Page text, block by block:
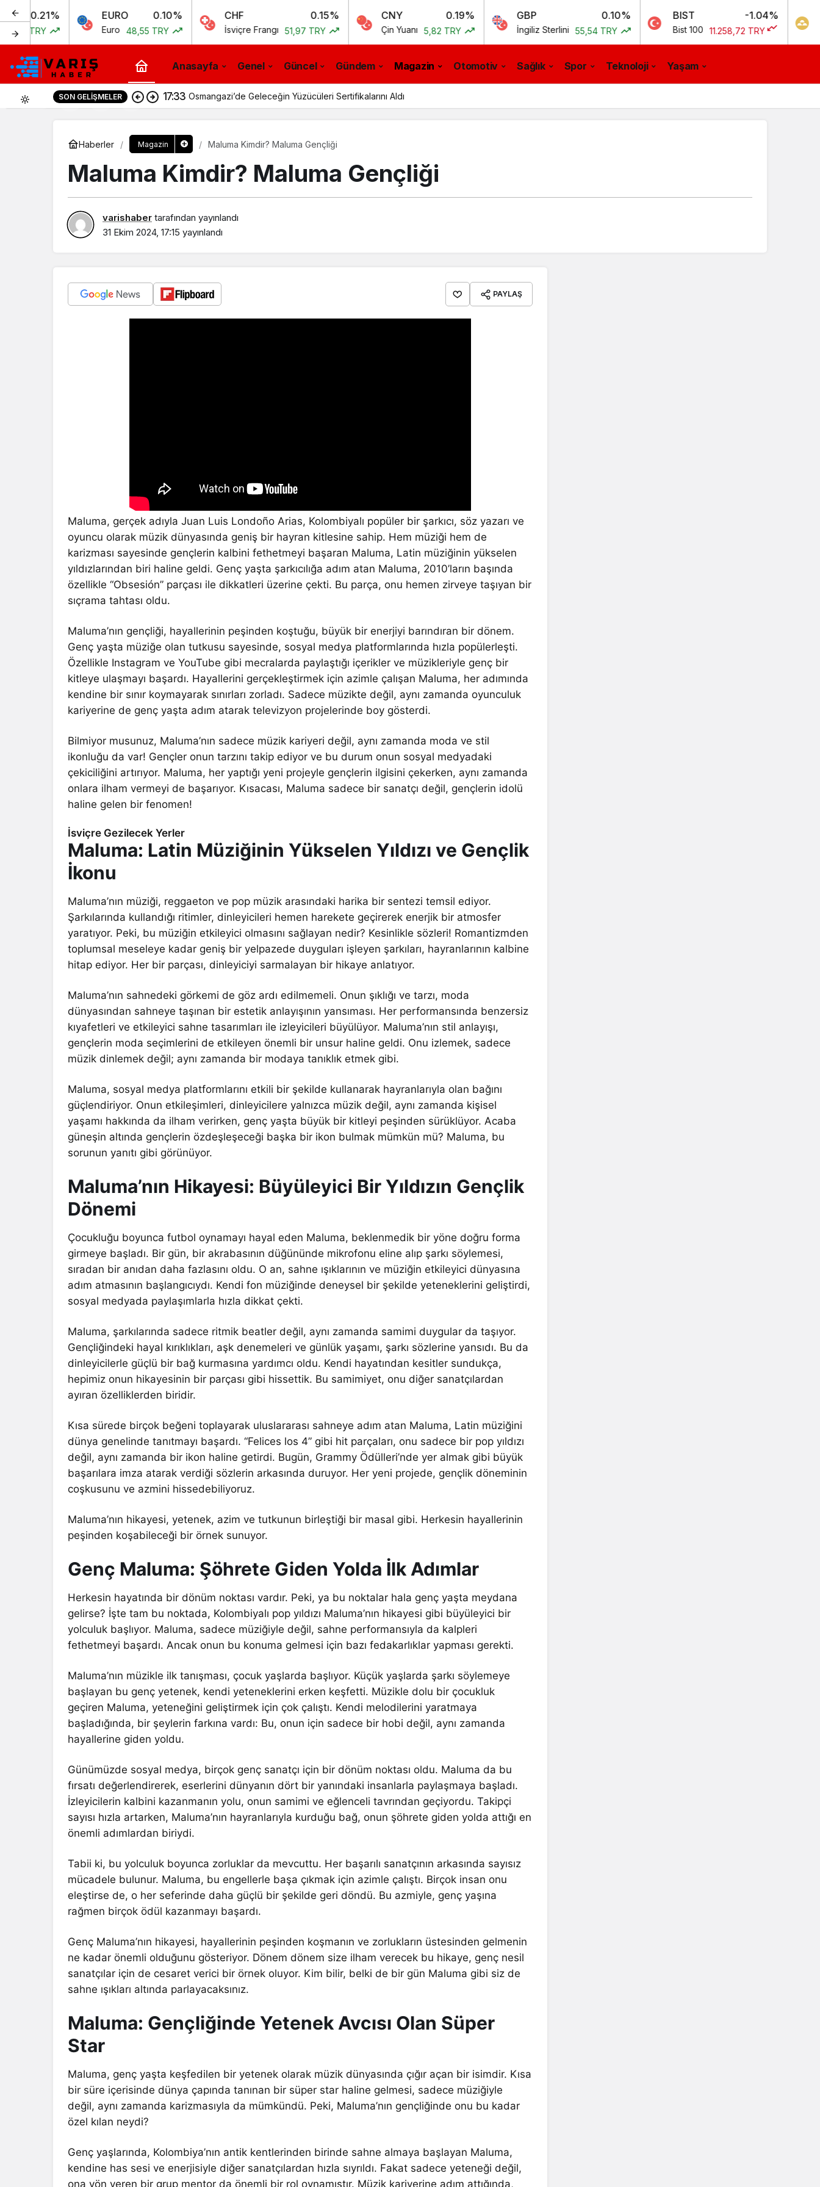
EURO 0.10%
Euro 48,55 TRY
CHF
İsviçre Frangı 51,97 TRY
CNY 0.19%
Çin Yuanı 5,82 TRY
GBP
İngiliz Sterlini 55,54 TRY
BIST
Bist 100 11.258,72 TRY
GR.
Gram Altın
Anasayfa Genel Güncel Gündem Magazin Otomotiv Sağlık Spor Teknoloji Yaşam
0
SON GELIŞMELER 17:33 Osmangazi’de Geleceğin Yüzücüleri Sertifikalarını Aldı
Haberler Magazin Maluma Kimdir? Maluma Gençliği
Maluma Kimdir? Maluma Gençliği
varishaber tarafından yayınlandı
31 Ekim 2024, 17:15 yayınlandı
PAYLAŞ
Maluma, gerçek adıyla Juan Luis Londoño Arias, Kolombiyalı popüler bir şarkıcı, söz yazarı ve
oyuncu olarak müzik dünyasında geniş bir hayran kitlesine sahip. Hem müziği hem de
karizması sayesinde gençlerin kalbini fethetmeyi başaran Maluma, Latin müziğinin yükselen
yıldızlarından biri haline geldi. Genç yaşta şarkıcılığa adım atan Maluma, 2010’ların başında
özellikle “Obsesión” parçası ile dikkatleri üzerine çekti. Bu parça, onu hemen zirveye taşıyan bir
sıçrama tahtası oldu.
Maluma’nın gençliği, hayallerinin peşinden koştuğu, büyük bir enerjiyi barındıran bir dönem.
Genç yaşta müziğe olan tutkusu sayesinde, sosyal medya platformlarında hızla popülerleşti.
Özellikle Instagram ve YouTube gibi mecralarda paylaştığı içerikler ve müzikleriyle genç bir
kitleye ulaşmayı başardı. Hayallerini gerçekleştirmek için azimle çalışan Maluma, her adımında
kendine bir sınır koymayarak sınırları zorladı. Sadece müzikte değil, aynı zamanda oyunculuk
kariyerine de genç yaşta adım atarak televizyon projelerinde boy gösterdi.
Bilmiyor musunuz, Maluma’nın sadece müzik kariyeri değil, aynı zamanda moda ve stil
ikonluğu da var! Gençler onun tarzını takip ediyor ve bu durum onun sosyal medyadaki
çekiciliğini artırıyor. Maluma, her yaptığı yeni projeyle gençlerin ilgisini çekerken, aynı zamanda
onlara ilham vermeyi de başarıyor. Kısacası, Maluma sadece bir sanatçı değil, gençlerin idolü
haline gelen bir fenomen!
İsviçre Gezilecek Yerler
Maluma: Latin Müziğinin Yükselen Yıldızı ve Gençlik
İkonu
Maluma’nın müziği, reggaeton ve pop müzik arasındaki harika bir sentezi temsil ediyor.
Şarkılarında kullandığı ritimler, dinleyicileri hemen harekete geçirerek enerjik bir atmosfer
yaratıyor. Peki, bu müziğin etkileyici olmasını sağlayan nedir? Kesinlikle sözleri! Romantizmden
toplumsal meseleye kadar geniş bir yelpazede duyguları işleyen şarkıları, hayranlarının kalbine
hitap ediyor. Her bir parçası, dinleyiciyi sarmalayan bir hikaye anlatıyor.
Maluma’nın sahnedeki görkemi de göz ardı edilmemeli. Onun şıklığı ve tarzı, moda
dünyasından sahneye taşınan bir estetik anlayışının yansıması. Her performansında benzersiz
kıyafetleri ve etkileyici sahne tasarımları ile izleyicileri büyülüyor. Maluma’nın stil anlayışı,
gençlerin moda seçimlerini de etkileyen önemli bir unsur haline geldi. Onu izlemek, sadece
müzik dinlemek değil; aynı zamanda bir modaya tanıklık etmek gibi.
Maluma, sosyal medya platformlarını etkili bir şekilde kullanarak hayranlarıyla olan bağını
güçlendiriyor. Onun etkileşimleri, dinleyicilere yalnızca müzik değil, aynı zamanda kişisel
yaşamı hakkında da ilham verirken, genç yaşta büyük bir kitleyi peşinden sürüklüyor. Acaba
güneşin altında gençlerin özdeşleşeceği başka bir ikon bulmak mümkün mü? Maluma, bu
sorunun yanıtı gibi görünüyor.
Maluma’nın Hikayesi: Büyüleyici Bir Yıldızın Gençlik
Dönemi
Çocukluğu boyunca futbol oynamayı hayal eden Maluma, beklenmedik bir yöne doğru forma
girmeye başladı. Bir gün, bir akrabasının düğününde mikrofonu eline alıp şarkı söylemesi,
sıradan bir anıdan daha fazlasını oldu. O an, sahne ışıklarının ve müziğin etkileyici dünyasına
adım atmasının başlangıcıydı. Kendi fon müziğinde deneysel bir şekilde yeteneklerini geliştirdi,
sosyal medyada paylaşımlarla hızla dikkat çekti.
Maluma, şarkılarında sadece ritmik beatler değil, aynı zamanda samimi duygular da taşıyor.
Gençliğindeki hayal kırıklıkları, aşk denemeleri ve günlük yaşamı, şarkı sözlerine yansıdı. Bu da
dinleyicilerle güçlü bir bağ kurmasına yardımcı oldu. Kendi hayatından kesitler sundukça,
hepimiz onun hikayesinin bir parçası gibi hissettik. Bu samimiyet, onu diğer sanatçılardan
ayıran özelliklerden biridir.
Kısa sürede birçok beğeni toplayarak uluslararası sahneye adım atan Maluma, Latin müziğini
dünya genelinde tanıtmayı başardı. “Felices los 4” gibi hit parçaları, onu sadece bir pop yıldızı
değil, aynı zamanda bir ikon haline getirdi. Bugün, Grammy Ödülleri’nde yer almak gibi büyük
başarılara imza atarak verdiği sözlerin arkasında duruyor. Her yeni projede, gençlik döneminin
coşkusunu ve azmini hissedebiliyoruz.
Maluma’nın hikayesi, yetenek, azim ve tutkunun birleştiği bir masal gibi. Herkesin hayallerinin
peşinden koşabileceği bir örnek sunuyor.
Genç Maluma: Şöhrete Giden Yolda İlk Adımlar
Herkesin hayatında bir dönüm noktası vardır. Peki, ya bu noktalar hala genç yaşta meydana
gelirse? İşte tam bu noktada, Kolombiyalı pop yıldızı Maluma’nın hikayesi gibi büyüleyici bir
yolculuk başlıyor. Maluma, sadece müziğiyle değil, sahne performansıyla da kalpleri
fethetmeyi başardı. Ancak onun bu konuma gelmesi için bazı fedakarlıklar yapması gerekti.
Maluma’nın müzikle ilk tanışması, çocuk yaşlarda başlıyor. Küçük yaşlarda şarkı söylemeye
başlayan bu genç yetenek, kendi yeteneklerini erken keşfetti. Müzikle dolu bir çocukluk
geçiren Maluma, yeteneğini geliştirmek için çok çalıştı. Kendi melodilerini yaratmaya
başladığında, bir şeylerin farkına vardı: Bu, onun için sadece bir hobi değil, aynı zamanda
hayallerine giden yoldu.
Günümüzde sosyal medya, birçok genç sanatçı için bir dönüm noktası oldu. Maluma da bu
fırsatı değerlendirerek, eserlerini dünyanın dört bir yanındaki insanlarla paylaşmaya başladı.
İzleyicilerin kalbini kazanmanın yolu, onun samimi ve eğlenceli tavrından geçiyordu. Takipçi
sayısı hızla artarken, Maluma’nın hayranlarıyla kurduğu bağ, onun şöhrete giden yolda attığı en
önemli adımlardan biriydi.
Tabii ki, bu yolculuk boyunca zorluklar da mevcuttu. Her başarılı sanatçının arkasında sayısız
mücadele bulunur. Maluma, bu engellerle başa çıkmak için azimle çalıştı. Birçok insan onu
eleştirse de, o her seferinde daha güçlü bir şekilde geri döndü. Bu azmiyle, genç yaşına
rağmen birçok ödül kazanmayı başardı.
Genç Maluma’nın hikayesi, hayallerinin peşinden koşmanın ve zorlukların üstesinden gelmenin
ne kadar önemli olduğunu gösteriyor. Dönem dönem size ilham verecek bu hikaye, genç nesil
sanatçılar için de cesaret verici bir örnek oluyor. Kim bilir, belki de bir gün Maluma gibi siz de
sahne ışıkları altında parlayacaksınız.
Maluma: Gençliğinde Yetenek Avcısı Olan Süper
Star
Maluma, genç yaşta keşfedilen bir yetenek olarak müzik dünyasında çığır açan bir isimdir. Kısa
bir süre içerisinde dünya çapında tanınan bir süper star haline gelmesi, sadece müziğiyle
değil, aynı zamanda karizmasıyla da mümkündü. Peki, Maluma’nın gençliğinde onu bu kadar
özel kılan neydi?
Genç yaşlarında, Kolombiya’nın antik kentlerinden birinde sahne almaya başlayan Maluma,
kendine has sesi ve enerjisiyle diğer sanatçılardan hızla sıyrıldı. Fakat sadece yeteneği değil,
ona yön veren bir grup mentor da önemli bir rol oynamıştır. Müzik kariyerine adım attığında,